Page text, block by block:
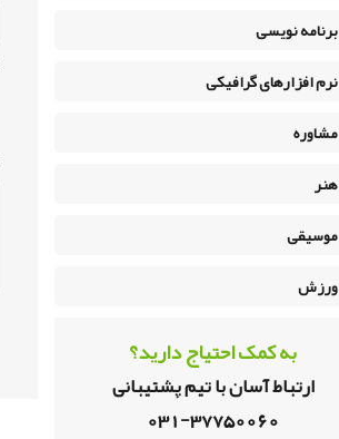
برنامه نویسی
نرم افزار‌های گرافیکی
مشاوره
هنر
موسیقی
ورزش
به کمک احتیاج دارید؟
ارتباط آسان با تیم پشتیبانی
031-37750060